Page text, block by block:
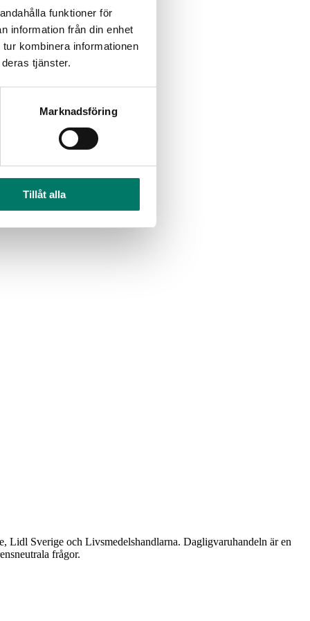
funktioner för
information från din enhet
kombinera informationen
tjänster.
Marknadsföring
Tillåt alla
Lidl Sverige och Livsmedelshandlarna. Dagligvaruhandeln är en
frågor.